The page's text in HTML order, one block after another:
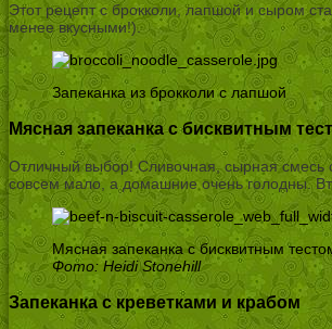
Этот рецепт с брокколи, лапшой и сыром
менее вкусными!).
Запеканка из брокколи с лапшой
Мясная запеканка с бисквитным
Отличный выбор! Сливочная, сырная смесь
совсем мало, а домашние очень голодны.
Мясная запеканка с бисквитным
Фото: Heidi Stonehill
Запеканка с креветками и крабом